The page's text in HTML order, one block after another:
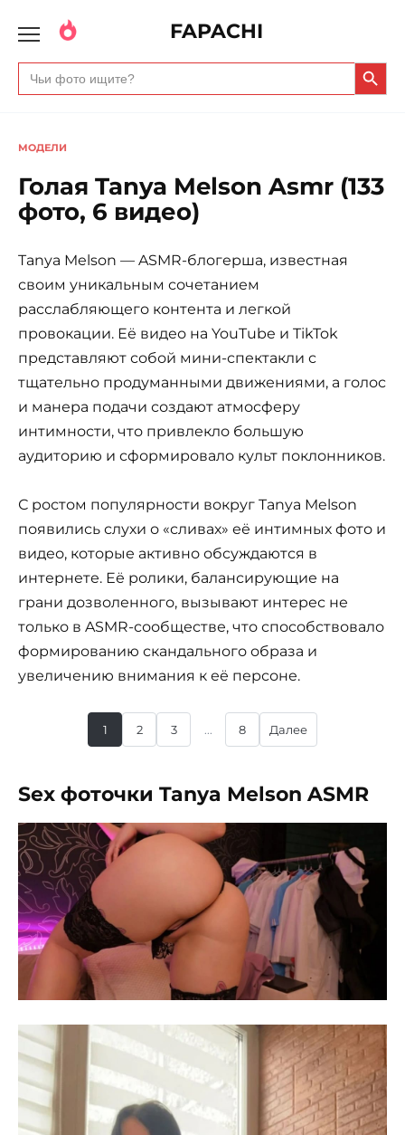
FAPACHI
Search
for:
Search Button
МОДЕЛИ
Голая Tanya Melson Asmr (133
фото, 6 видео)
Tanya Melson — ASMR-блогерша, известная
своим уникальным сочетанием
расслабляющего контента и легкой
провокации. Её видео на YouTube и TikTok
представляют собой мини-спектакли с
тщательно продуманными движениями, а голос
и манера подачи создают атмосферу
интимности, что привлекло большую
аудиторию и сформировало культ поклонников.
С ростом популярности вокруг Tanya Melson
появились слухи о «сливах» её интимных фото и
видео, которые активно обсуждаются в
интернете. Её ролики, балансирующие на
грани дозволенного, вызывают интерес не
только в ASMR-сообществе, что способствовало
формированию скандального образа и
увеличению внимания к её персоне.
1 2 3 ... 8 Далее
Sex фоточки Tanya Melson ASMR